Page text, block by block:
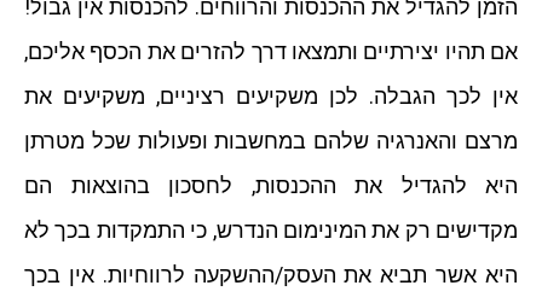
הזמן להגדיל את ההכנסות והרווחים. להכנסות אין גבול!
אם תהיו יצירתיים ותמצאו דרך להזרים את הכסף אליכם,
אין לכך הגבלה. לכן משקיעים רציניים, משקיעים את
מרצם והאנרגיה שלהם במחשבות ופעולות שכל מטרתן
היא להגדיל את ההכנסות, לחסכון בהוצאות הם
מקדישים רק את המינימום הנדרש, כי התמקדות בכך לא
היא אשר תביא את העסק/ההשקעה לרווחיות. אין בכך